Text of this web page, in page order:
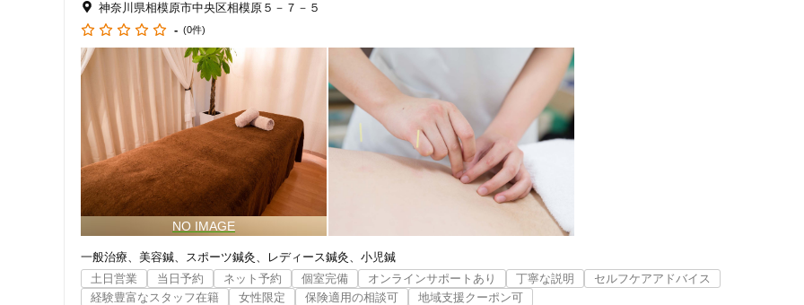
通院手段の特徴
駐車場あり 駅近
設備の特徴
キッズスペースあり バリアフリー
女性向けの特徴
女性スタッフ在籍 女性限定
神奈川県相模原市中央区相模原５－７－５
- (0件)
一般治療 美容鍼 スポーツ鍼灸 レディース鍼灸
小児鍼
土日営業
当日予約 ネット予約 個室完備 オンラインサポートあり 丁寧な説明
セルフケアアドバイス
経験豊富なスタッフ在籍
女性限定 保険適用の相談可 地域支援クーポン可
「健康にはりを見た」